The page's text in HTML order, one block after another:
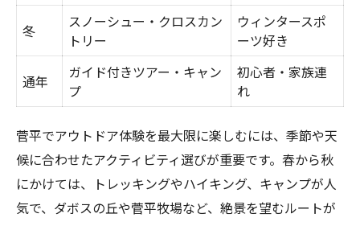
冬
スノーシュー・クロスカン
トリー
ウィンタースポ
ーツ好き
通年
ガイド付きツアー・キャン
プ
初心者・家族連
れ
菅平でアウトドア体験を最大限に楽しむには、季節や天
候に合わせたアクティビティ選びが重要です。春から秋
にかけては、トレッキングやハイキング、キャンプが人
気で、ダボスの丘や菅平牧場など、絶景を望むルートが